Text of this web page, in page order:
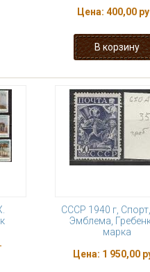
Цена: 400,00
СССР 1940 г,
Эмблема,
марка
Цена: 1 950,00